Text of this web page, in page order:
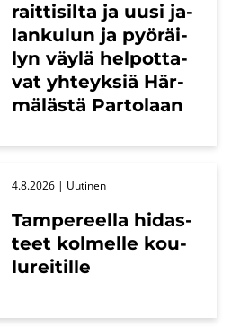
rait­ti­sil­ta ja uusi ja­
lan­ku­lun ja pyö­räi­
lyn väylä hel­pot­ta­
vat yh­teyk­siä Här­
mä­läs­tä Par­to­laan
Tam­pe­reel­la hi­das­
teet kol­mel­le kou­
lu­rei­til­le
4.8.2026 | Uu­ti­nen